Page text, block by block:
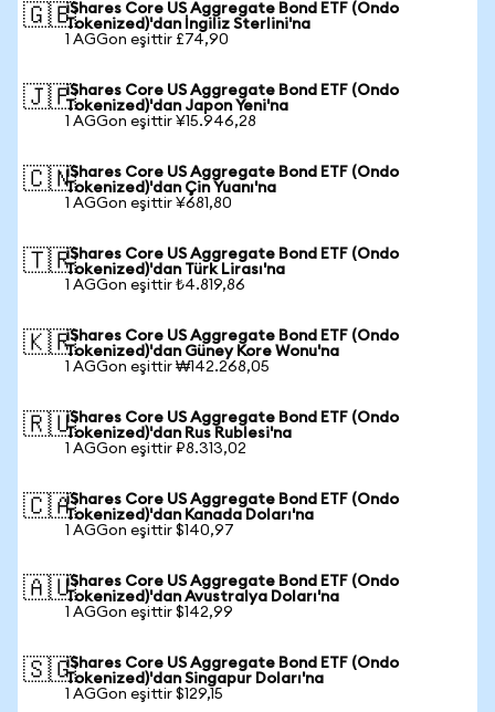
🇬🇧iShares Core US Aggregate Bond ETF (Ondo
Tokenized)'dan İngiliz Sterlini'na
1 AGGon eşittir £74,90
🇯🇵iShares Core US Aggregate Bond ETF (Ondo
Tokenized)'dan Japon Yeni'na
1 AGGon eşittir ¥15.946,28
🇨🇳iShares Core US Aggregate Bond ETF (Ondo
Tokenized)'dan Çin Yuanı'na
1 AGGon eşittir ¥681,80
🇹🇷iShares Core US Aggregate Bond ETF (Ondo
Tokenized)'dan Türk Lirası'na
1 AGGon eşittir ₺4.819,86
🇰🇷iShares Core US Aggregate Bond ETF (Ondo
Tokenized)'dan Güney Kore Wonu'na
1 AGGon eşittir ₩142.268,05
🇷🇺iShares Core US Aggregate Bond ETF (Ondo
Tokenized)'dan Rus Rublesi'na
1 AGGon eşittir ₽8.313,02
🇨🇦iShares Core US Aggregate Bond ETF (Ondo
Tokenized)'dan Kanada Doları'na
1 AGGon eşittir $140,97
🇦🇺iShares Core US Aggregate Bond ETF (Ondo
Tokenized)'dan Avustralya Doları'na
1 AGGon eşittir $142,99
🇸🇬iShares Core US Aggregate Bond ETF (Ondo
Tokenized)'dan Singapur Doları'na
1 AGGon eşittir $129,15